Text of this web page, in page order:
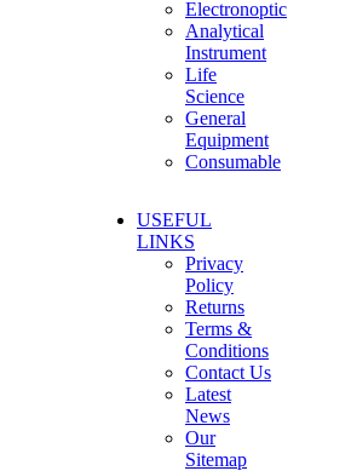
Electronoptic
Analytical
Instrument
Life
Science
General
Equipment
Consumable
USEFUL
LINKS
Privacy
Policy
Returns
Terms &
Conditions
Contact Us
Latest
News
Our
Sitemap